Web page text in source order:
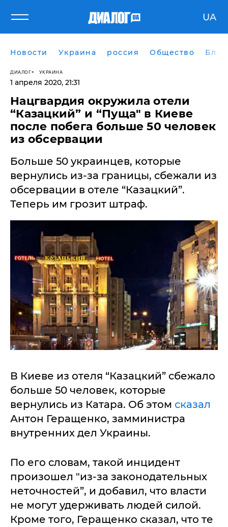
UA
Новости Украина россия Общество
ДИАЛОГ УКРАИНА
1 апреля 2020, 21:31
Нацгвардия окружила отели
“Казацкий” и “Пуща" в Киеве
после побега больше 50 человек
из обсервации
Больше 50 украинцев, которые
вернулись из-за границы, сбежали из
обсервации в отеле “Казацкий”.
Теперь им грозит штраф.
В Киеве из отеля “Казацкий” сбежало
больше 50 человек, которые
вернулись из Катара. Об этом сказал
Антон Геращенко, замминистра
внутренних дел Украины.
По его словам, такой инцидент
произошел "из-за законодательных
неточностей”, и добавил, что власти
не могут удерживать людей силой.
Кроме того, Геращенко сказал, что те